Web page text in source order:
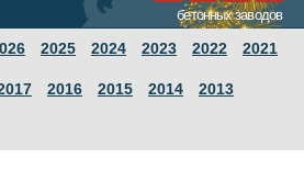
бетонных заводов
2025 2024 2023 2022 2021
2016 2015 2014 2013